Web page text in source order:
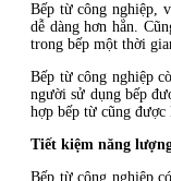
Bếp từ công nghiệp,
dễ dàng hơn hẳn.
trong bếp một thời
Bếp từ công nghiệp
người sử dụng bếp
hợp bếp từ cũng
Tiết kiệm năng
Bếp từ công nghiệp